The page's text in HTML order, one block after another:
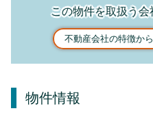
この物件を取扱う
不動産会社の特徴か
物件情報